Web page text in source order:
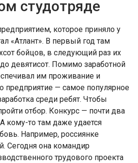
студотряде
которое приняло у
«Атлант». В первый год там
бойцов, в следующий раз их
девятисот. Помимо заработной
им проживание и
предприятие — самое популярное
среди ребят. Чтобы
отбор. Конкурс — почти два
кому-то там даже удается
Например, россиянке
Сегодня она командир
трудового проекта